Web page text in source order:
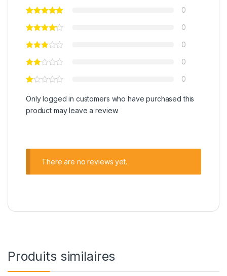
0
0
0
0
0
Only logged in customers who have purchased this
product may leave a review.
There are no reviews yet.
Produits similaires